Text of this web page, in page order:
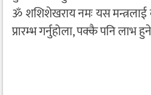
ॐ शशिशेखराय नमः यस मन्त्रलाई
प्रारम्भ गर्नुहोला, पक्कै पनि लाभ